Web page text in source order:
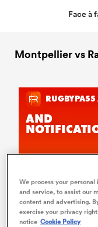
Face à
Montpellier vs
Top 14
We process your
and service, to assist our
content and advertising.
exercise your privacy
notice Cookie Policy